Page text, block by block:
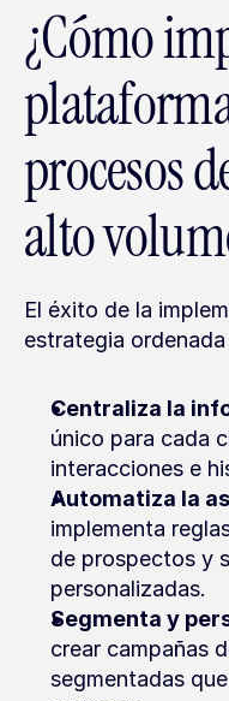
¿Cómo
procesos
alto
El éxito de la
estrategia
Centraliza la
único para cada
interacciones e
Automatiza la
implementa
de prospectos y
personalizadas.
Segmenta y
crear campañas
segmentadas